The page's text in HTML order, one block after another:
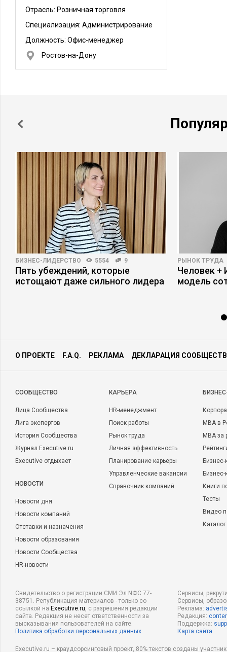
Отрасль: Розничная торговля
Специализация: Администрирование
Должность: Офис-менеджер
Ростов-на-Дону
БИЗНЕС-ЛИДЕРСТВО 5554 9
Пять убеждений, которые
истощают даже сильного лидера
РЫНОК ТРУДА
Человек +
модель
О ПРОЕКТЕ F.A.Q. РЕКЛАМА ДЕКЛАРАЦИЯ
CООБЩЕСТВО
Лица Сообщества
Лига экспертов
История Сообщества
Журнал Executive.ru
Executive отдыхает
НОВОСТИ
Новости дня
Новости компаний
Отставки и назначения
Новости образования
Новости Сообщества
HR-новости
КАРЬЕРА
HR-менеджмент
Поиск работы
Рынок труда
Личная эффективность
Планирование карьеры
Управленческие вакансии
Справочник компаний
MBA в
MBA
Бизнес-
Книги
Тесты
Видео
Свидетельство о регистрации СМИ Эл NФС 77-
38751. Републикация материалов - только со
ссылкой на Executive.ru, с разрешения редакции
сайта. Редакция не несет ответственности за
высказывания пользователей на сайте.
Политика обработки персональных данных
Сервисы,
Сервисы,
Реклама:
Редакция:
Поддержка:
Карта сайта
Executive.ru – краудсорсинговый проект, 80% текстов созданы